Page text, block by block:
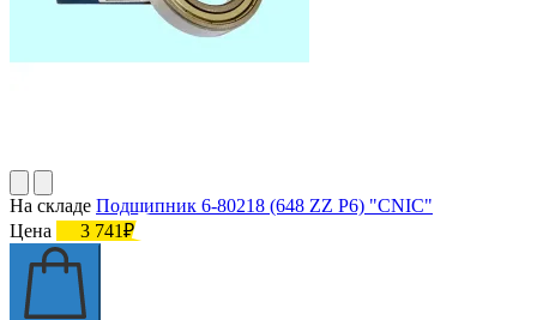
На складе Подшипник 6-80218 (648 ZZ P6) "CNIC"
Цена
3 741₽